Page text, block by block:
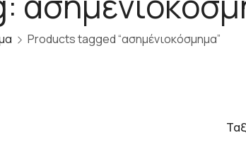
Products tagged “ασημένιοκόσμημα”